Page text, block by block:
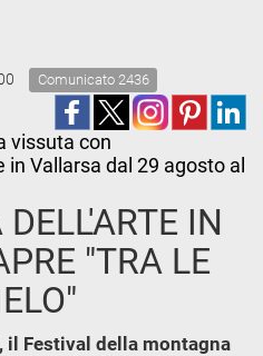
Comunicato 2436
vissuta con
Vallarsa dal 29 agosto al
IN
"TRA LE
il Festival della montagna